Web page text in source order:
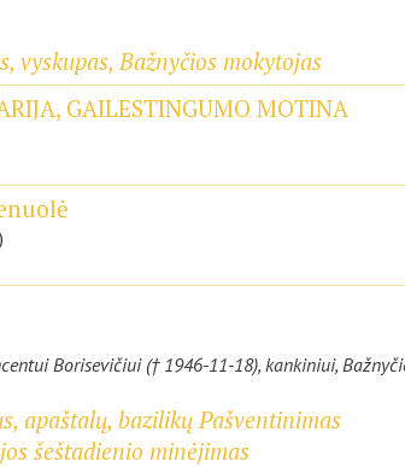
vyskupas, Bažnyčios mokytojas
GAILESTINGUMO MOTINA
Borisevičiui († 1946-11-18), kankiniui,
apaštalų, bazilikų Pašventinimas
šeštadienio minėjimas